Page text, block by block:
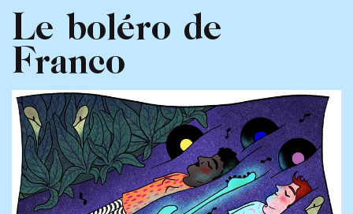
Le boléro de
Franco